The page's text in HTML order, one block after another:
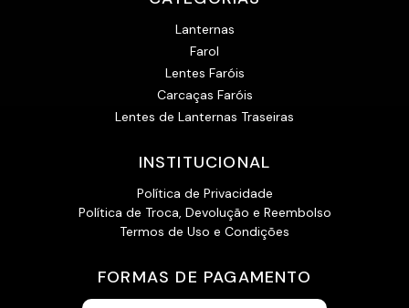
Lanternas
Farol
Lentes Faróis
Carcaças Faróis
Lentes de Lanternas Traseiras
INSTITUCIONAL
Política de Privacidade
Política de Troca, Devolução e Reembolso
Termos de Uso e Condições
FORMAS DE PAGAMENTO